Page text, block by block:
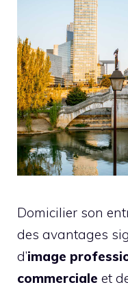
Domicilier son
des avantages
d’image
commerciale et